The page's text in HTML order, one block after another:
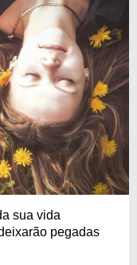
sua vida
pegadas